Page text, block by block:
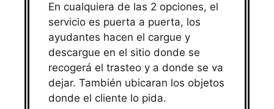
En cualquiera de las 2 opciones, el
servicio es puerta a puerta, los
ayudantes hacen el cargue y
descargue en el sitio donde se
recogerá el trasteo y a donde se va
dejar. También ubicaran los objetos
donde el cliente lo pida.